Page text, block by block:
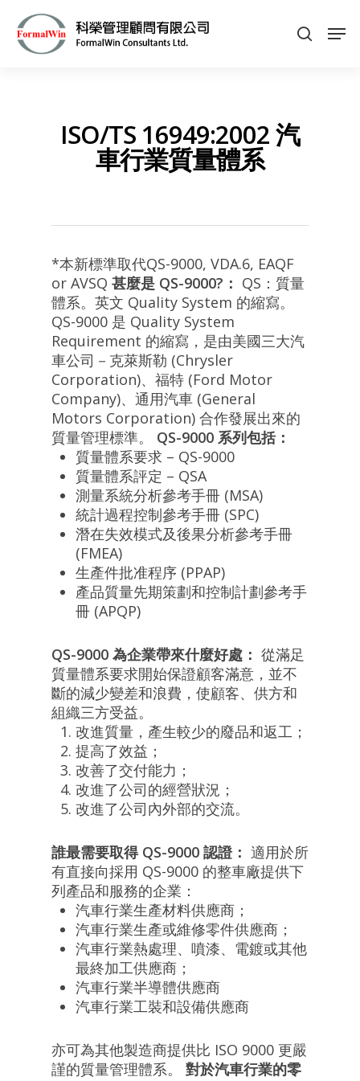
ISO/TS 16949:2002 汽
車行業質量體系
*本新標準取代QS-9000, VDA.6, EAQF
or AVSQ 甚麼是 QS-9000?： QS：質量
體系。英文 Quality System 的縮寫。
QS-9000 是 Quality System
Requirement 的縮寫，是由美國三大汽
車公司－克萊斯勒 (Chrysler
Corporation)、福特 (Ford Motor
Company)、通用汽車 (General
Motors Corporation) 合作發展出來的
質量管理標準。 QS-9000 系列包括：
質量體系要求 – QS-9000
質量體系評定 – QSA
測量系統分析參考手冊 (MSA)
統計過程控制參考手冊 (SPC)
潛在失效模式及後果分析參考手冊
(FMEA)
生產件批准程序 (PPAP)
產品質量先期策劃和控制計劃參考手
冊 (APQP)
QS-9000 為企業帶來什麼好處： 從滿足
質量體系要求開始保證顧客滿意，並不
斷的減少變差和浪費，使顧客、供方和
組織三方受益。
改進質量，產生較少的廢品和返工；
提高了效益；
改善了交付能力；
改進了公司的經營狀況；
改進了公司內外部的交流。
誰最需要取得 QS-9000 認證： 適用於所
有直接向採用 QS-9000 的整車廠提供下
列產品和服務的企業：
汽車行業生產材料供應商；
汽車行業生產或維修零件供應商；
汽車行業熱處理、噴漆、電鍍或其他
最終加工供應商；
汽車行業半導體供應商
汽車行業工裝和設備供應商
亦可為其他製造商提供比 ISO 9000 更嚴
謹的質量管理體系。 對於汽車行業的零